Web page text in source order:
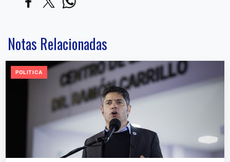
Notas Relacionadas
POLITICA